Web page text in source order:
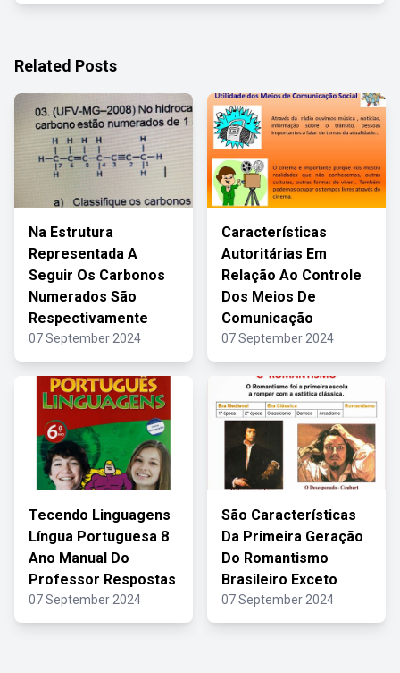
Related Posts
Na Estrutura
Representada A
Seguir Os Carbonos
Numerados São
Respectivamente
07 September 2024
Características
Autoritárias Em
Relação Ao Controle
Dos Meios De
Comunicação
07 September 2024
Tecendo Linguagens
Língua Portuguesa 8
Ano Manual Do
Professor Respostas
07 September 2024
São Características
Da Primeira Geração
Do Romantismo
Brasileiro Exceto
07 September 2024